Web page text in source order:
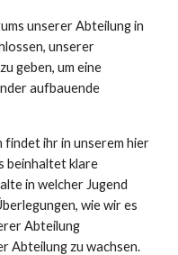
unserer Abteilung in
unserer
geben, um eine
aufbauende
findet ihr in unserem hier
beinhaltet klare
in welcher Jugend
wie wir es
Abteilung
Abteilung zu wachsen.